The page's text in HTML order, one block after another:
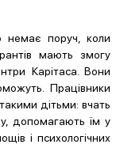
немає поруч, коли
мають змогу
Карітаса. Вони
Працівники
дітьми: вчать
допомагають їм у
і психологічних